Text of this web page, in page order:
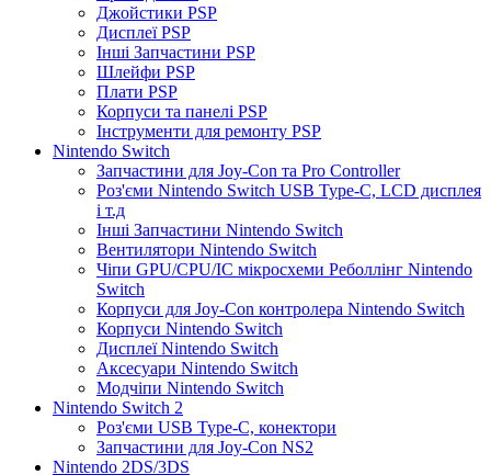
Джойстики PSP
Дисплеї PSP
Інші Запчастини PSP
Шлейфи PSP
Плати PSP
Корпуси та панелі PSP
Інструменти для ремонту PSP
Nintendo Switch
Запчастини для Joy-Con та Pro Controller
Роз'єми Nintendo Switch USB Type-C, LCD дисплея
і т.д
Інші Запчастини Nintendo Switch
Вентилятори Nintendo Switch
Чіпи GPU/CPU/IC мікросхеми Реболлінг Nintendo
Switch
Корпуси для Joy-Con контролера Nintendo Switch
Корпуси Nintendo Switch
Дисплеї Nintendo Switch
Аксесуари Nintendo Switch
Модчіпи Nintendo Switch
Nintendo Switch 2
Роз'єми USB Type-C, конектори
Запчастини для Joy-Con NS2
Nintendo 2DS/3DS